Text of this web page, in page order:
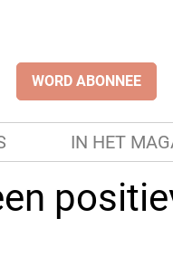
WORD ABONNEE
IN HET